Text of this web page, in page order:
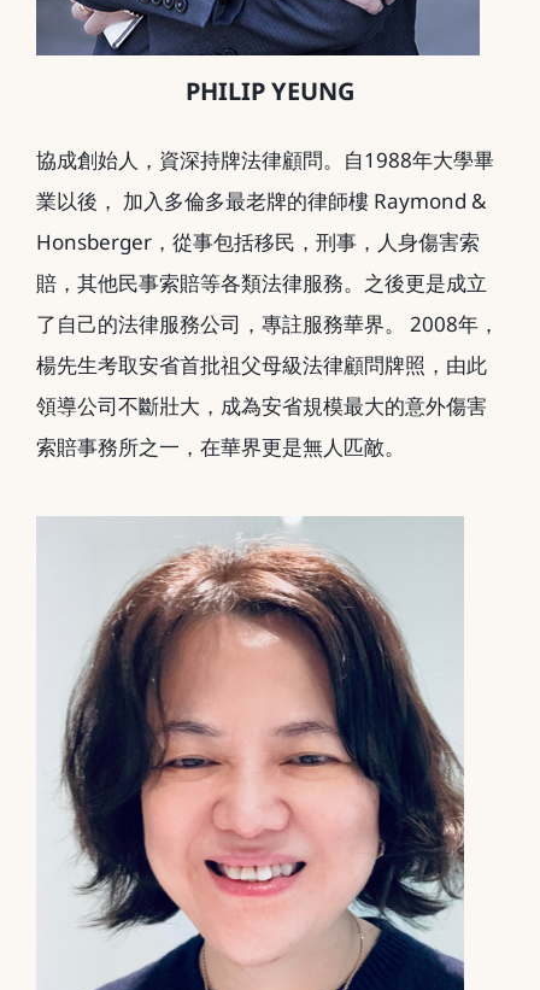
PHILIP YEUNG
協成創始人，資深持牌法律顧問。自1988年大學畢
業以後， 加入多倫多最老牌的律師樓 Raymond &
Honsberger，從事包括移民，刑事，人身傷害索
賠，其他民事索賠等各類法律服務。之後更是成立
了自己的法律服務公司，專註服務華界。 2008年，
楊先生考取安省首批祖父母級法律顧問牌照，由此
領導公司不斷壯大，成為安省規模最大的意外傷害
索賠事務所之一，在華界更是無人匹敵。